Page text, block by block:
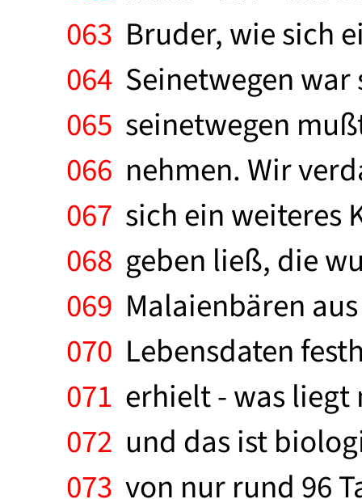
063 Bruder, wie sich
064 Seinetwegen
065 seinetwegen
066 nehmen. Wir
067 sich ein weiteres
068 geben ließ, die
069 Malaienbären
070 Lebensdaten
071 erhielt - was liegt
072 und das ist
073 von nur rund 96